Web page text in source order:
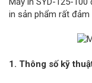
in sản phẩm rất đảm
1. Thông số kỹ